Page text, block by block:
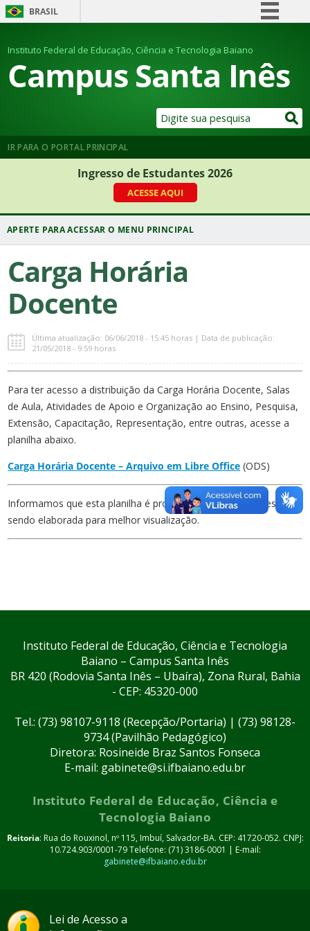
BRASIL
Comunica BR
Participe
Legislação
Instituto Federal de Educação, Ciência e Tecnologia Baiano
Campus Santa Inês
IR PARA O PORTAL PRINCIPAL
Ingresso de Estudantes 2026
ACESSE AQUI
Carga Horária
Docente
Última atualização: 06/06/2018 - 15:45 horas | Data de publicação:
21/05/2018 - 9:59 horas
Para ter acesso a distribuição da Carga Horária Docente, Salas
de Aula, Atividades de Apoio e Organização ao Ensino, Pesquisa,
Extensão, Capacitação, Representação, entre outras, acesse a
planilha abaixo.
Carga Horária Docente – Arquivo em Libre Office (ODS)
Informamos que esta planilha é provisória. Nova planilha está
sendo elaborada para melhor visualização.
Instituto Federal de Educação, Ciência e Tecnologia
Baiano – Campus Santa Inês
BR 420 (Rodovia Santa Inês – Ubaíra), Zona Rural, Bahia
- CEP: 45320-000
Tel.: (73) 98107-9118 (Recepção/Portaria) | (73) 98128-
9734 (Pavilhão Pedagógico)
Diretora: Rosineide Braz Santos Fonseca
E-mail: gabinete@si.ifbaiano.edu.br
Instituto Federal de Educação, Ciência e
Tecnologia Baiano
Reitoria: Rua do Rouxinol, nº 115, Imbuí, Salvador-BA. CEP: 41720-052. CNPJ:
10.724.903/0001-79 Telefone: (71) 3186-0001 | E-mail:
gabinete@ifbaiano.edu.br
Lei de Acesso a